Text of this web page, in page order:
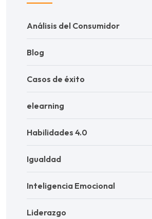
Análisis del Consumidor
Blog
Casos de éxito
elearning
Habilidades 4.0
Igualdad
Inteligencia Emocional
Liderazgo